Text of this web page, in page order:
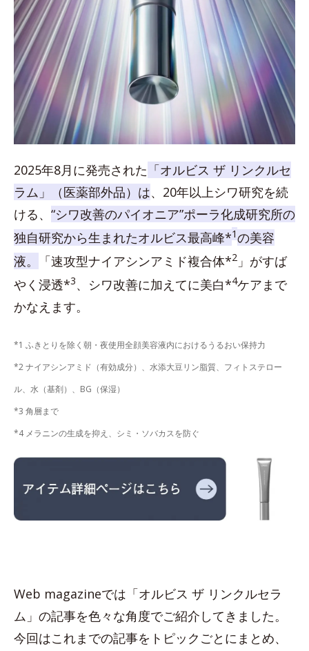
2025年8月に発売された 「オルビス ザ リンクルセ
ラム」（医薬部外品）は、20年以上シワ研究を続
ける、 “シワ改善のパイオニア”ポーラ化成研究所の
独自研究から生まれたオルビス最高峰*1の美容
液。
「速攻型ナイアシンアミド複合体*2 」がすば
やく浸透*3、シワ改善に加えてに美白*4ケアまで
かなえます。
*1 ふきとりを除く朝・夜使用全顔美容液内におけるうるおい保持力
*2 ナイアシンアミド（有効成分）、水添大豆リン脂質、フィトステロー
ル、水（基剤）、BG（保湿）
*3 角層まで
*4 メラニンの生成を抑え、シミ・ソバカスを防ぐ
Web magazineでは「オルビス ザ リンクルセラ
ム」の記事を色々な角度でご紹介してきました。
今回はこれまでの記事をトピックごとにまとめ、